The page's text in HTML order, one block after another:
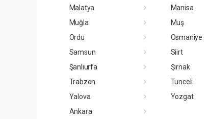
Malatya
Manisa
Muğla
Muş
Ordu
Osmaniye
Samsun
Siirt
Şanlıurfa
Şırnak
Trabzon
Tunceli
Yalova
Yozgat
Ankara